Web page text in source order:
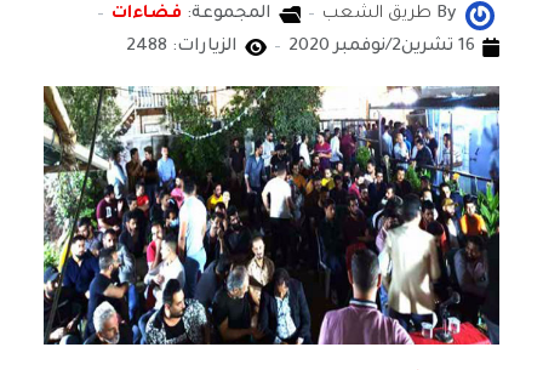
By طريق الشعب المجموعة: فضاءات
16 تشرين2/نوفمبر 2020
الزيارات: 2488